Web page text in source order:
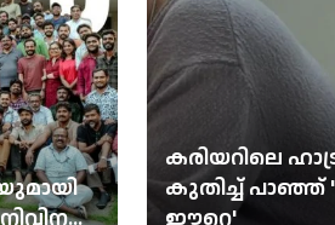
കരിയറിലെ
കുതിച്ച്
ഈറെ'